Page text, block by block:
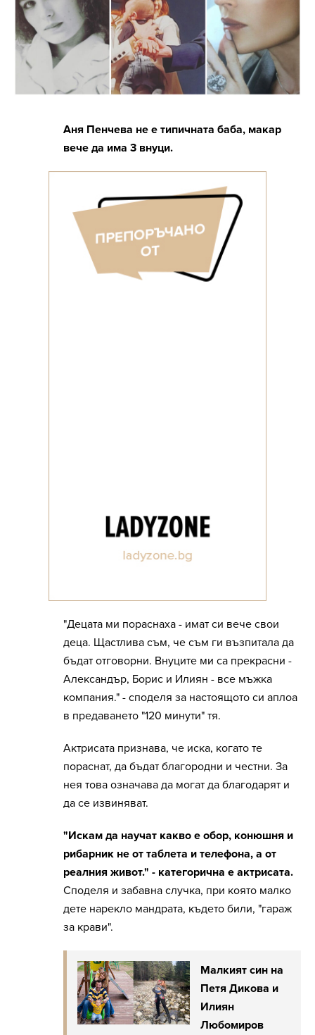
Аня Пенчева не е типичната баба, макар
вече да има 3 внуци.
"Децата ми пораснаха - имат си вече свои
деца. Щастлива съм, че съм ги възпитала да
бъдат отговорни. Внуците ми са прекрасни -
Александър, Борис и Илиян - все мъжка
компания." - споделя за настоящото си аплоа
в предаването "120 минути" тя.
Актрисата признава, че иска, когато те
пораснат, да бъдат благородни и честни. За
нея това означава да могат да благодарят и
да се извиняват.
"Искам да научат какво е обор, конюшня и
рибарник не от таблета и телефона, а от
реалния живот." - категорична е актрисата.
Споделя и забавна случка, при която малко
дете нарекло мандрата, където били, "гараж
за крави".
Малкият син на
Петя Дикова и
Илиян
Любомиров